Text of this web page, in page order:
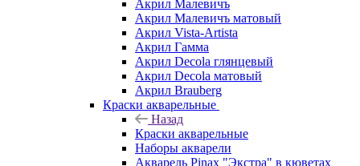
Акрил Малевичъ
Акрил Малевичъ матовый
Акрил Vista-Artista
Акрил Гамма
Акрил Decola глянцевый
Акрил Decola матовый
Акрил Brauberg
Краски акварельные
Назад
Краски акварельные
Наборы акварели
Акварель Pinax "Экстра" в кюветах